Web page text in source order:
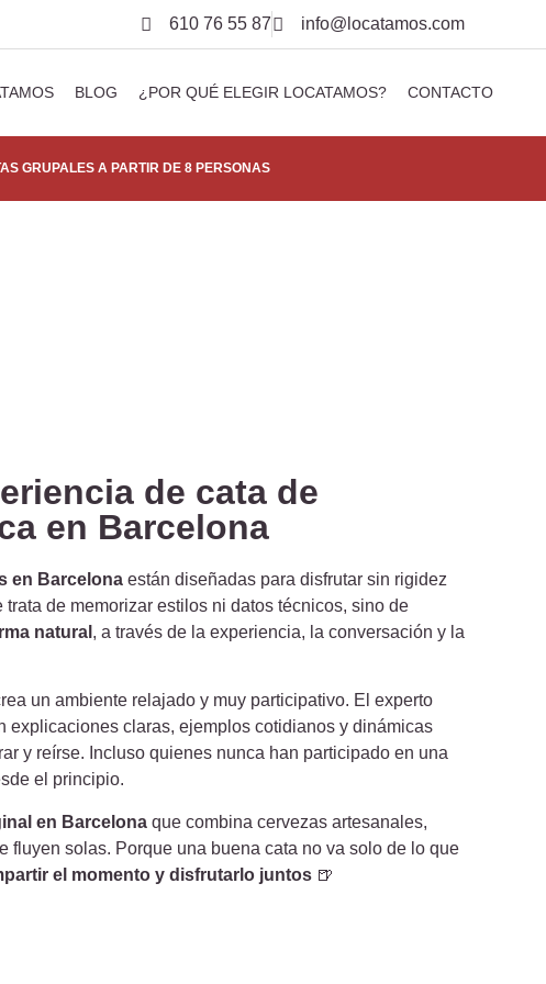
610 76 55 87 info@locatamos.com
BLOG ¿POR QUÉ ELEGIR LOCATAMOS? CONTACTO
GRUPALES A PARTIR DE 8 PERSONAS
de cata de
en Barcelona
en Barcelona están diseñadas para disfrutar sin rigidez
de memorizar estilos ni datos técnicos, sino de
natural , a través de la experiencia, la conversación y la
un ambiente relajado y muy participativo. El experto
explicaciones claras, ejemplos cotidianos y dinámicas
y reírse. Incluso quienes nunca han participado en una
el principio.
en Barcelona que combina cervezas artesanales,
fluyen solas. Porque una buena cata no va solo de lo que
el momento y disfrutarlo juntos 🍺